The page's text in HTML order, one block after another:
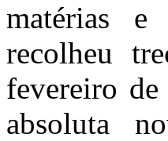
matérias e
recolheu
fevereiro
absoluta